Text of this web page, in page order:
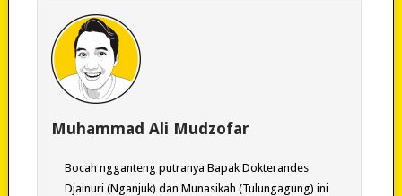
Muhammad Ali Mudzofar
Bocah ngganteng putranya Bapak Dokterandes
Djainuri (Nganjuk) dan Munasikah (Tulungagung) ini